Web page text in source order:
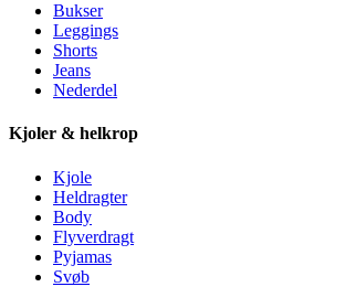
Bukser
Leggings
Shorts
Jeans
Nederdel
Kjoler & helkrop
Kjole
Heldragter
Body
Flyverdragt
Pyjamas
Svøb